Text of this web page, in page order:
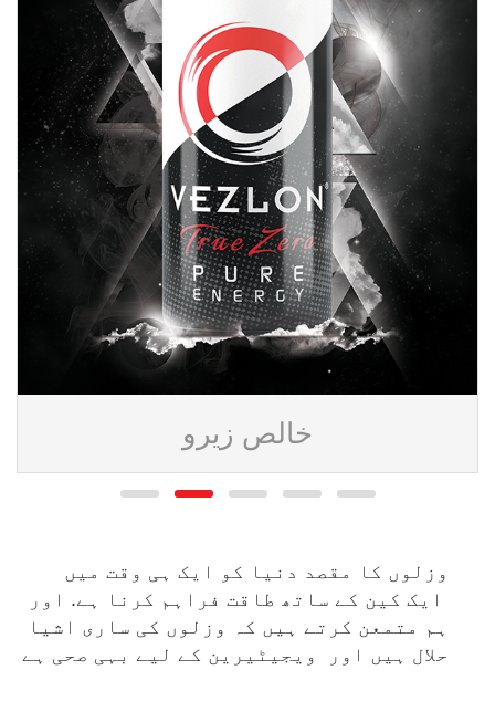
خالص زیرو
وزلوں کا مقصد دنیا کو ایک ہی وقت میں
ایک کین کے ساتھ طاقت فراہم کرنا ہے. اور
ہم متمعن کرتے ہیں کہ وزلوں کی ساری اشیا
حلال ہیں اور ویجیٹیرین کے لیے بہی صحی ہے